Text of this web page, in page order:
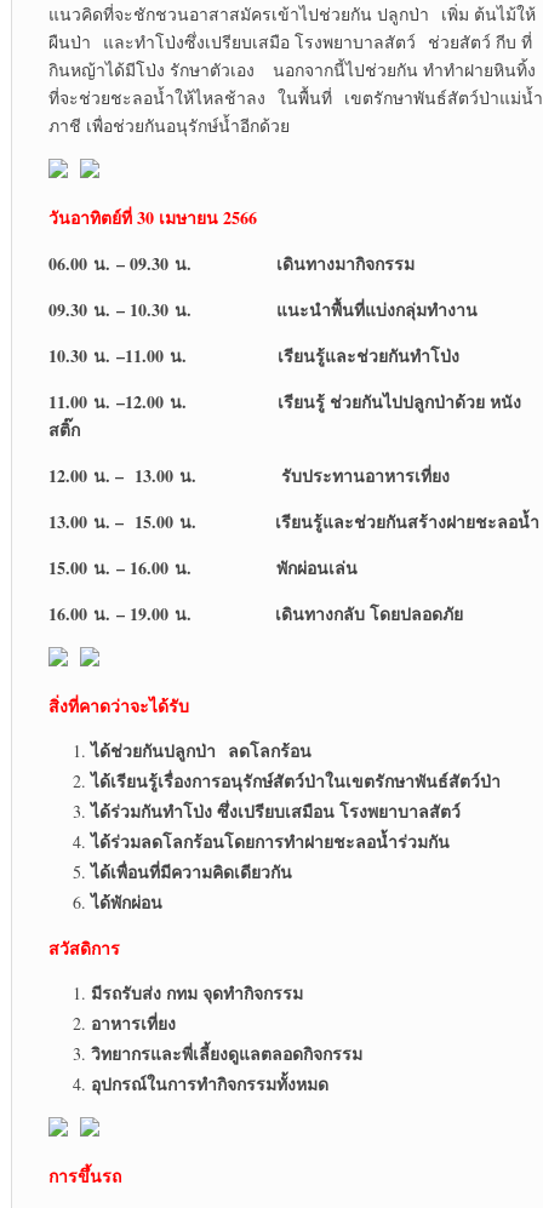
แนวคิดที่จะชักชวนอาสาสมัครเข้าไปช่วยกัน ปลูกป่า เพิ่ม ต้นไม้ให้
ผืนป่า และทำโป่งซึ่งเปรียบเสมือ โรงพยาบาลสัตว์ ช่วยสัตว์ กีบ ที่
กินหญ้าได้มีโป่ง รักษาตัวเอง นอกจากนี้ไปช่วยกัน ทำทำฝายหินทิ้ง
ที่จะช่วยชะลอน้ำให้ไหลช้าลง ในพื้นที่ เขตรักษาพันธ์สัตว์ป่าแม่น้ำ
ภาชี เพื่อช่วยกันอนุรักษ์น้ำอีกด้วย
วันอาทิตย์ที่ 30 เมษายน 2566
06.00 น. – 09.30 น. เดินทางมากิจกรรม
09.30 น. – 10.30 น. แนะนำพื้นที่แบ่งกลุ่มทำงาน
10.30 น. –11.00 น. เรียนรู้และช่วยกันทำโป่ง
11.00 น. –12.00 น. เรียนรู้ ช่วยกันไปปลูกป่าด้วย หนัง
สติ๊ก
12.00 น. – 13.00 น. รับประทานอาหารเที่ยง
13.00 น. – 15.00 น. เรียนรู้และช่วยกันสร้างฝายชะลอน้ำ
15.00 น. – 16.00 น. พักผ่อนเล่น
16.00 น. – 19.00 น. เดินทางกลับ โดยปลอดภัย
สิ่งที่คาดว่าจะได้รับ
ได้ช่วยกันปลูกป่า ลดโลกร้อน
ได้เรียนรู้เรื่องการอนุรักษ์สัตว์ป่าในเขตรักษาพันธ์สัตว์ป่า
ได้ร่วมกันทำโป่ง ซึ่งเปรียบเสมือน โรงพยาบาลสัตว์
ได้ร่วมลดโลกร้อนโดยการทำฝายชะลอน้ำร่วมกัน
ได้เพื่อนที่มีความคิดเดียวกัน
ได้พักผ่อน
สวัสดิการ
มีรถรับส่ง กทม จุดทำกิจกรรม
อาหารเที่ยง
วิทยากรและพี่เลี้ยงดูแลตลอดกิจกรรม
อุปกรณ์ในการทำกิจกรรมทั้งหมด
การขึ้นรถ